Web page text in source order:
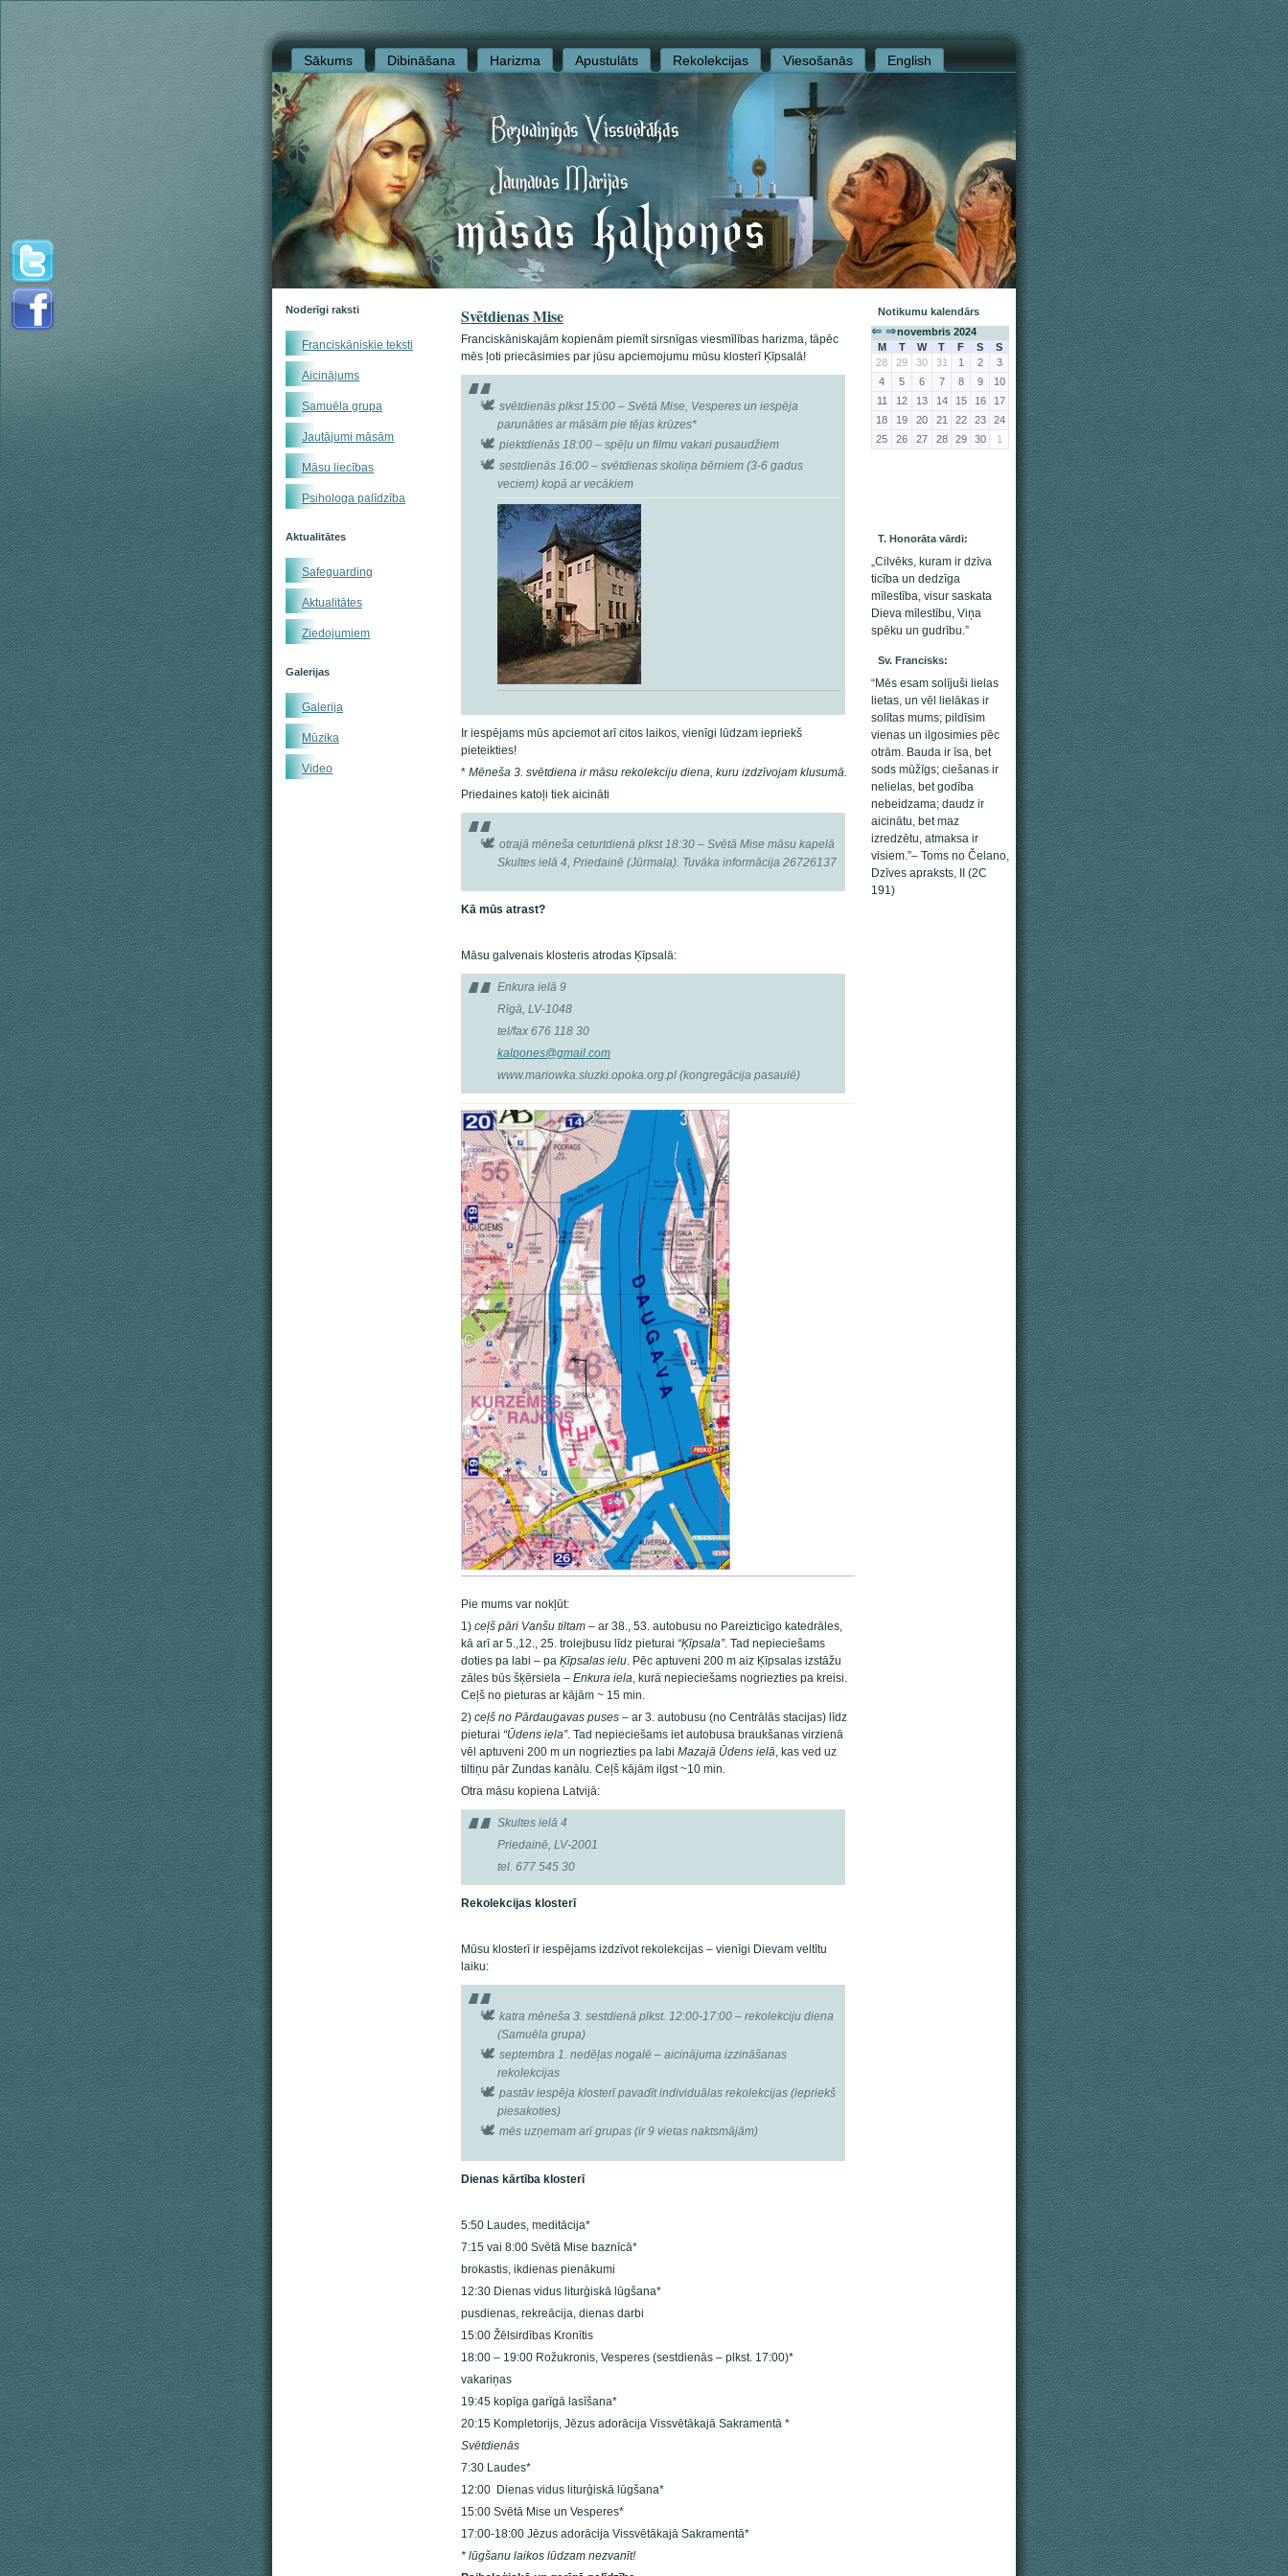
Sākums Dibināšana Harizma Apustulāts Rekolekcijas Viesošanās English
Noderīgi raksti
Franciskāniskie teksti
Aicinājums
Samuēla grupa
Jautājumi māsām
Māsu liecības
Psihologa palīdzība
Aktualitātes
Safeguarding
Aktualitātes
Ziedojumiem
Galerijas
Galerija
Mūzika
Video
Svētdienas Mise
Franciskāniskajām kopienām piemīt sirsnīgas viesmīlības harizma, tāpēc
mēs ļoti priecāsimies par jūsu apciemojumu mūsu klosterī Ķīpsalā!
svētdienās plkst 15:00 – Svētā Mise, Vesperes un iespēja
parunāties ar māsām pie tējas krūzes*
piektdienās 18:00 – spēļu un filmu vakari pusaudžiem
sestdienās 16:00 – svētdienas skoliņa bērniem (3-6 gadus
veciem) kopā ar vecākiem
Ir iespējams mūs apciemot arī citos laikos, vienīgi lūdzam iepriekš
pieteikties!
* Mēneša 3. svētdiena ir māsu rekolekciju diena, kuru izdzīvojam klusumā.
Priedaines katoļi tiek aicināti
otrajā mēneša ceturtdienā plkst 18:30 – Svētā Mise māsu kapelā
Skultes ielā 4, Priedainē (Jūrmala). Tuvāka informācija 26726137
Kā mūs atrast?
Māsu galvenais klosteris atrodas Ķīpsalā:
Enkura ielā 9
Rīgā, LV-1048
tel/fax 676 118 30
kalpones@gmail.com
www.mariowka.sluzki.opoka.org.pl (kongregācija pasaulē)
Pie mums var nokļūt:
1) ceļš pāri Vanšu tiltam – ar 38., 53. autobusu no Pareizticīgo katedrāles,
kā arī ar 5.,12., 25. trolejbusu līdz pieturai “Ķīpsala”. Tad nepieciešams
doties pa labi – pa Ķīpsalas ielu. Pēc aptuveni 200 m aiz Ķīpsalas izstāžu
zāles būs šķērsiela – Enkura iela, kurā nepieciešams nogriezties pa kreisi.
Ceļš no pieturas ar kājām ~ 15 min.
2) ceļš no Pārdaugavas puses – ar 3. autobusu (no Centrālās stacijas) līdz
pieturai “Ūdens iela”. Tad nepieciešams iet autobusa braukšanas virzienā
vēl aptuveni 200 m un nogriezties pa labi Mazajā Ūdens ielā, kas ved uz
tiltiņu pār Zundas kanālu. Ceļš kājām ilgst ~10 min.
Otra māsu kopiena Latvijā:
Skultes ielā 4
Priedainē, LV-2001
tel. 677 545 30
Rekolekcijas klosterī
Mūsu klosterī ir iespējams izdzīvot rekolekcijas – vienīgi Dievam veltītu
laiku:
katra mēneša 3. sestdienā plkst. 12:00-17:00 – rekolekciju diena
(Samuēla grupa)
septembra 1. nedēļas nogalē – aicinājuma izzināšanas
rekolekcijas
pastāv iespēja klosterī pavadītindividuālas rekolekcijas (iepriekš
piesakoties)
mēs uzņemam arī grupas (ir 9 vietas naktsmājām)
Dienas kārtība klosterī
5:50 Laudes, meditācija*
7:15 vai 8:00 Svētā Mise baznīcā*
brokastis, ikdienas pienākumi
12:30 Dienas vidus liturģiskā lūgšana*
pusdienas, rekreācija, dienas darbi
15:00 Žēlsirdības Kronītis
18:00 – 19:00 Rožukronis, Vesperes (sestdienās – plkst. 17:00)*
vakariņas
19:45 kopīga garīgā lasīšana*
20:15 Kompletorijs, Jēzus adorācija Vissvētākajā Sakramentā *
Svētdienās
7:30 Laudes*
12:00 Dienas vidus liturģiskā lūgšana*
15:00 Svētā Mise un Vesperes*
17:00-18:00 Jēzus adorācija Vissvētākajā Sakramentā*
* lūgšanu laikos lūdzam nezvanīt!
Notikumu kalendārs
⇐ ⇒novembris 2024
M
T W T F S
S
28
29 30 31 1 2
3
4
5 6 7 8 9
10
11
12 13 14 15 16
17
18
19 20 21 22 23
24
25
26 27 28 29 30 1
T. Honorāta vārdi:
„Cilvēks, kuram ir dzīva
ticība un dedzīga
mīlestība, visur saskata
Dieva mīlestību, Viņa
spēku un gudrību.”
Sv. Francisks:
“Mēs esam solījuši lielas
lietas, un vēl lielākas ir
solītas mums; pildīsim
vienas un ilgosimies pēc
otrām. Bauda ir īsa, bet
sods mūžīgs; ciešanas ir
nelielas, bet godība
nebeidzama; daudz ir
aicinātu, bet maz
izredzētu, atmaksa ir
visiem.”– Toms no Čelano,
Dzīves apraksts, II (2C
191)